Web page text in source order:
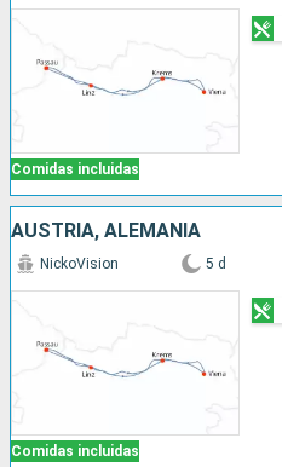
Comidas incluidas
AUSTRIA, ALEMANIA
Comidas incluidas
NickoVision 5 d